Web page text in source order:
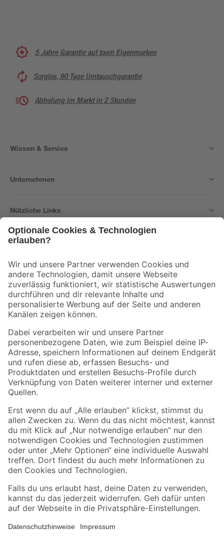
5 Jahre Garantie auf toom Eigenmarken
Sorglos, 90 Tage Umtauschgarantie
Abholung im Markt in 2 Stunden
Wissen & Service
Unternehmen
Nützliche Links
Der toom Newsletter: Keine Angebote und Aktionen mehr verpassen!
Zur Newsletter Anmeldung
Folge uns
Zahlungsarten Versandarten
Sicher einkaufen
Jetzt die toom-App herunterladen
Alle Preisangaben in EUR inkl. gesetzl. MwSt.. Die dargestellten Angebote sind unter
Umständen nicht in allen Märkten verfügbar. Die angegebenen Verfügbarkeiten beziehen
Produkte nur solange der Vorrat reicht.
*Paketversand ab 59 € versandkostenfrei, gilt nicht für Artikel mit Speditionsversand, hier